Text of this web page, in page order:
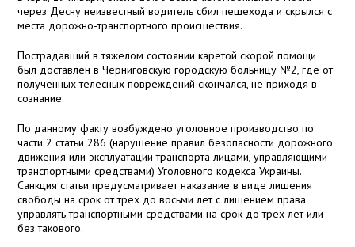
через Десну неизвестный водитель сбил пешехода и скрылся с
места дорожно-транспортного происшествия.
Пострадавший в тяжелом состоянии каретой скорой помощи
был доставлен в Черниговскую городскую больницу №2, где от
полученных телесных повреждений скончался, не приходя в
сознание.
По данному факту возбуждено уголовное производство по
части 2 статьи 286 (нарушение правил безопасности дорожного
движения или эксплуатации транспорта лицами, управляющими
транспортными средствами) Уголовного кодекса Украины.
Санкция статьи предусматривает наказание в виде лишения
свободы на срок от трех до восьми лет с лишением права
управлять транспортными средствами на срок до трех лет или
без такового.